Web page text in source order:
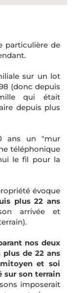
particulière de
sur un lot
(donc depuis
qui était
depuis plus
ans un "mur
téléphonique
le fil pour la
évoque
plus 22 ans
arrivée et
nos deux
de 22 ans
et soi
sur son terrain
imposerait